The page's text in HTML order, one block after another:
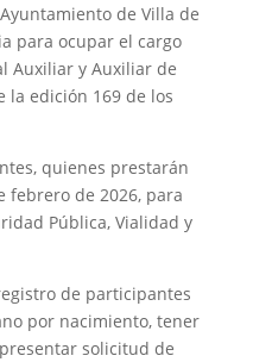
de Villa de
para ocupar el cargo
Auxiliar y Auxiliar de
la edición 169 de los
quienes prestarán
febrero de 2026, para
Pública, Vialidad y
de participantes
por nacimiento, tener
solicitud de